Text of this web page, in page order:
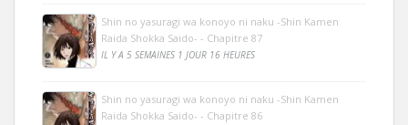
Shin no yasuragi wa konoyo ni naku -Shin Kamen
Raida Shokka Saido- - Chapitre 87
IL Y A 5 SEMAINES 1 JOUR 16 HEURES
Shin no yasuragi wa konoyo ni naku -Shin Kamen
Raida Shokka Saido- - Chapitre 86